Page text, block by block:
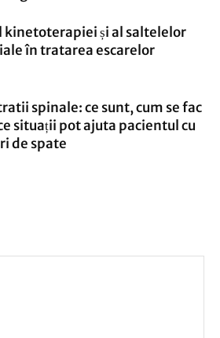
kinetoterapiei și al saltelelor
în tratarea escarelor
spinale: ce sunt, cum se fac
situații pot ajuta pacientul cu
de spate